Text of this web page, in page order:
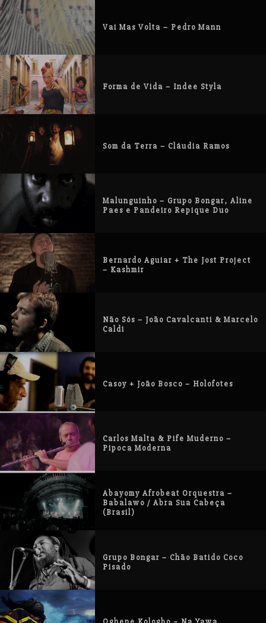
Vai Mas Volta – Pedro Mann
Forma de Vida – Indee Styla
Som da Terra – Cláudia Ramos
Malunguinho – Grupo Bongar, Aline
Paes e Pandeiro Repique Duo
Bernardo Aguiar + The Jost Project
– Kashmir
Não Sós – João Cavalcanti & Marcelo
Caldi
Casoy + João Bosco – Holofotes
Carlos Malta & Pife Muderno –
Pipoca Moderna
Abayomy Afrobeat Orquestra –
Babalawo / Abra Sua Cabeça
(Brasil)
Grupo Bongar – Chão Batido Coco
Pisado